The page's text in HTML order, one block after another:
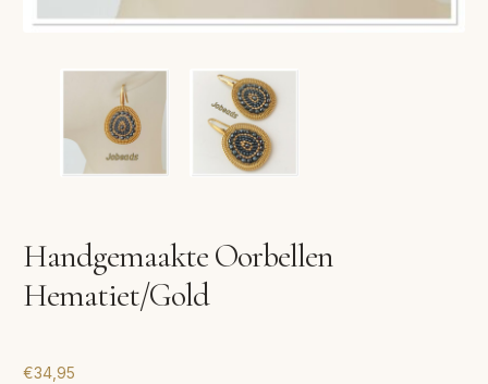
Handgemaakte Oorbellen
Hematiet/Gold
€34,95